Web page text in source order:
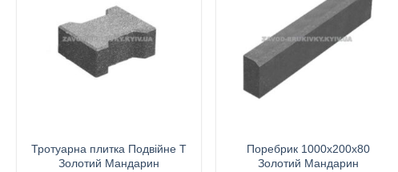
Тротуарна плитка Подвійне Т
Золотий Мандарин
Поребрик 1000х200х80
Золотий Мандарин